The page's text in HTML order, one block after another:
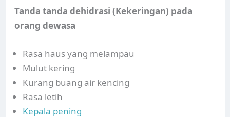
Tanda tanda dehidrasi (Kekeringan) pada
orang dewasa
Rasa haus yang melampau
Mulut kering
Kurang buang air kencing
Rasa letih
Kepala pening